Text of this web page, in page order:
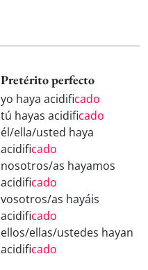
Pretérito perfecto
yo haya acidificado
tú hayas acidificado
él/ella/usted haya
acidificado
nosotros/as hayamos
acidificado
vosotros/as hayáis
acidificado
ellos/ellas/ustedes hayan
acidificado